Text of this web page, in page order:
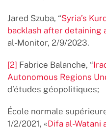
Jared Szuba, “Syria’s
backlash after detaining
al-Monitor, 2/9/2023.
[2] Fabrice Balanche, “
Autonomous Regions
d’études géopolitiques;
École normale
1/2/2021, «Difa al-Watani